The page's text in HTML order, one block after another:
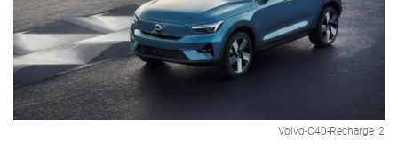
Volvo-C40-Recharge_2